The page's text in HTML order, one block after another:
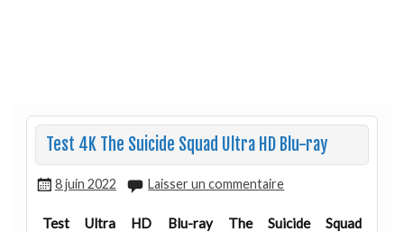
Test 4K The Suicide Squad Ultra HD Blu-ray
8 juin 2022 Laisser un commentaire
Test Ultra HD Blu-ray The Suicide Squad